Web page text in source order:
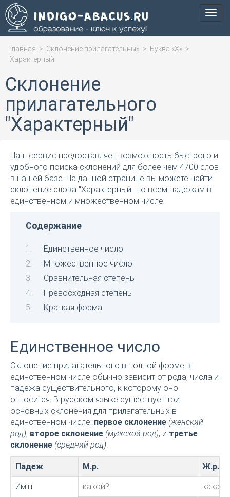
Меню
Главная > Склонение прилагательных > Буква «Х» >
Характерный
Склонение
прилагательного
"Характерный"
Наш сервис предоставляет возможность быстрого и
удобного поиска склонений для более чем 4700 слов
в нашей базе. На данной странице вы можете найти
склонение слова "Характерный" по всем падежам в
единственном и множественном числе.
Содержание
Единственное число
Множественное число
Сравнительная степень
Превосходная степень
Краткая форма
Единственное число
Склонение прилагательного в полной форме в
единственном числе обычно зависит от рода, числа и
падежа существительного, к которому оно
относится. В русском языке существует три
основных склонения для прилагательных в
единственном числе: первое склонение (женский
род), второе склонение (мужской род), и третье
склонение (средний род).
Падеж М.р. Ж.р.
Им.п какой? какая?